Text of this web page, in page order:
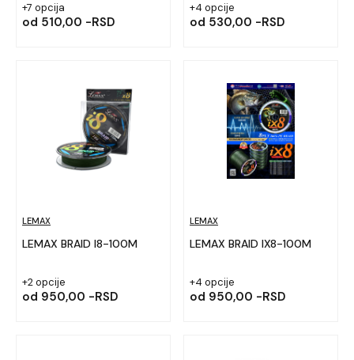
+7 opcija
od 510,00 -RSD
+4 opcije
od 530,00 -RSD
LEMAX
LEMAX BRAID I8-100M
+2 opcije
od 950,00 -RSD
LEMAX
LEMAX BRAID IX8-100M
+4 opcije
od 950,00 -RSD